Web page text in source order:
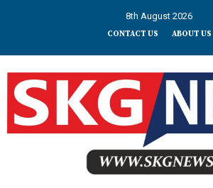
8th August 2026
CONTACT US ABOUT US